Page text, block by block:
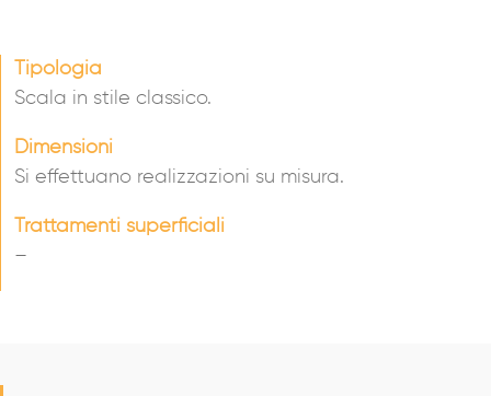
Tipologia
Scala in stile classico.
Dimensioni
Si effettuano realizzazioni su misura.
Trattamenti superficiali
–